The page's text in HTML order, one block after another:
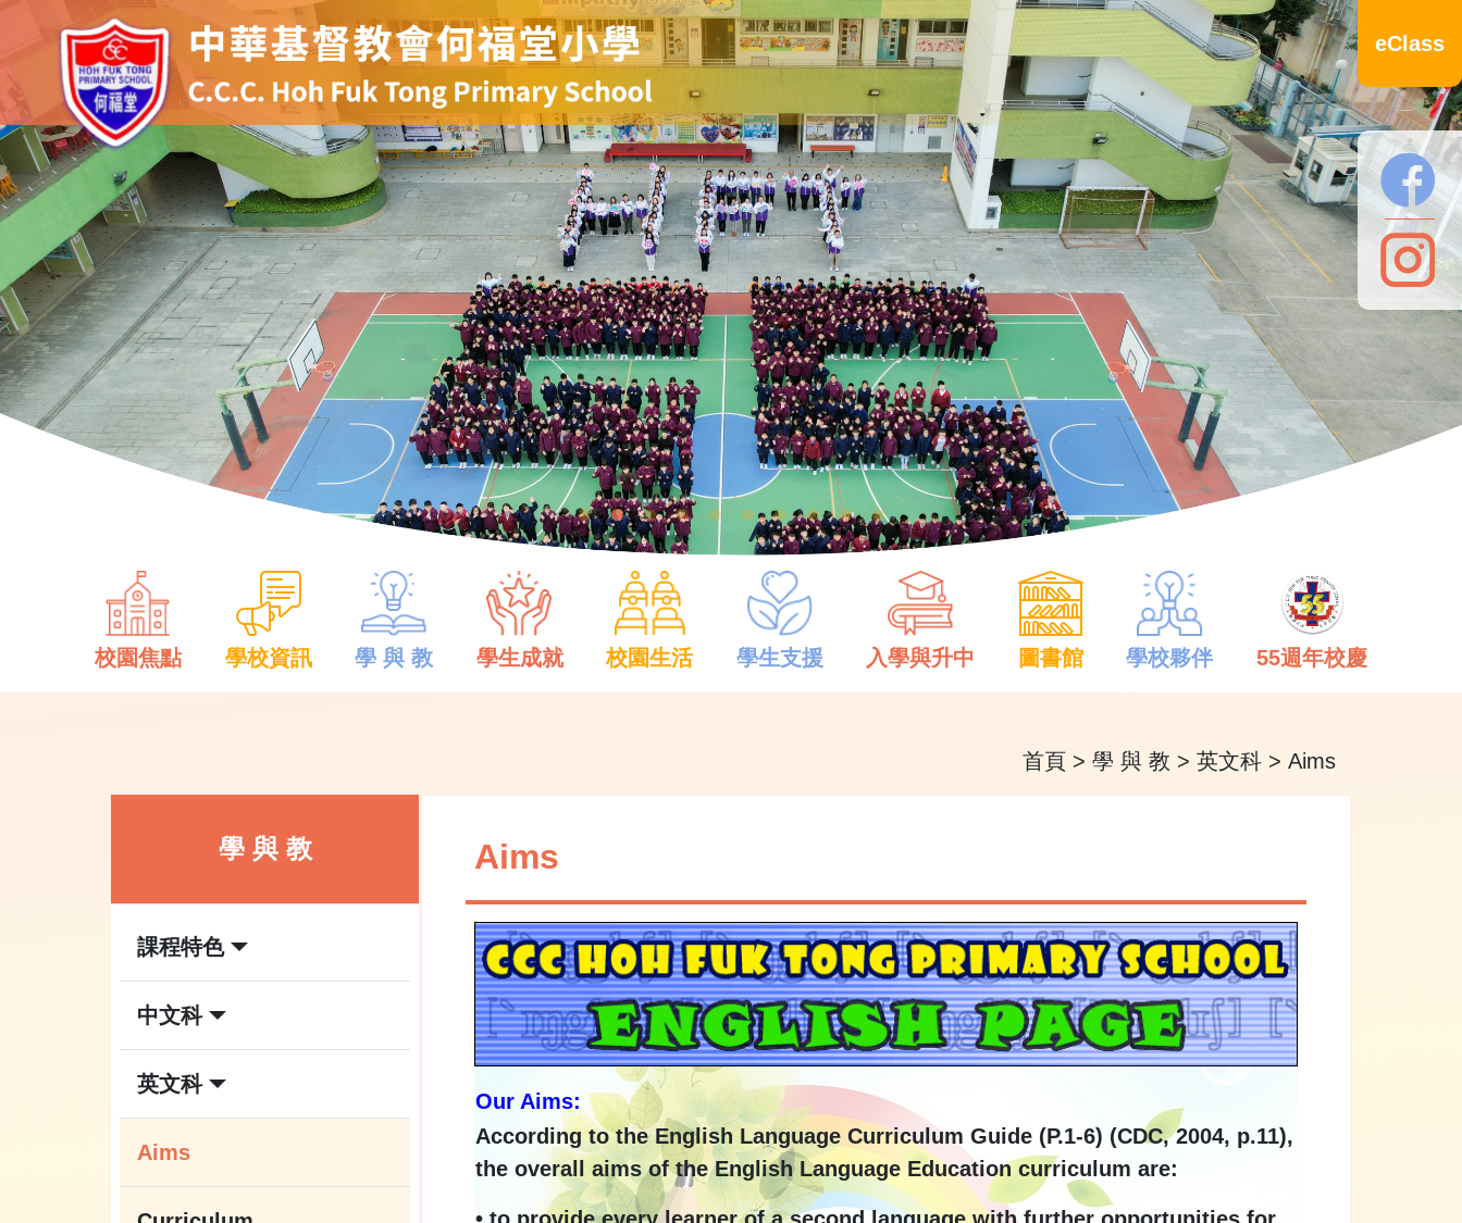
eClass
校園焦點 學校資訊 學 與 教 學生成就 校園生活 學生支援 入學與升中 圖書館 學校夥伴 55週年校慶
首頁 >學 與 教 >英文科 >Aims
學 與 教
課程特色
中文科
英文科
Aims
Aims
Our Aims:
According to the English Language Curriculum Guide (P.1-6) (CDC, 2004, p.11),
the overall aims of the English Language Education curriculum are: